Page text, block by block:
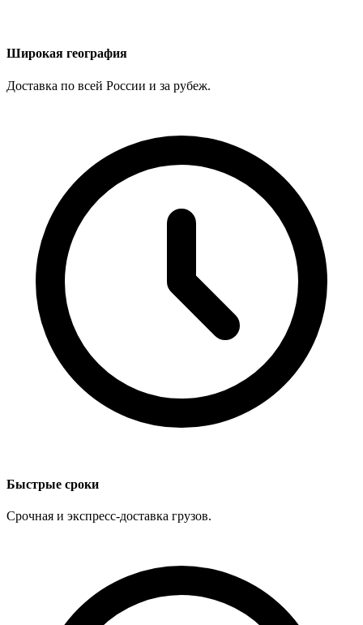
Широкая география
Доставка по всей России и за рубеж.
Быстрые сроки
Срочная и экспресс-доставка грузов.